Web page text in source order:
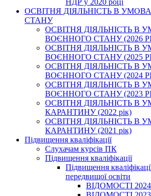
НДР у 2020 році
ОСВІТНЯ ДІЯЛЬНІСТЬ В
СТАНУ
ОСВІТНЯ ДІЯЛЬНІСТЬ В
ВОЄННОГО СТАНУ (2026
ОСВІТНЯ ДІЯЛЬНІСТЬ В
ВОЄННОГО СТАНУ (2025
ОСВІТНЯ ДІЯЛЬНІСТЬ В
ВОЄННОГО СТАНУ (2024
ОСВІТНЯ ДІЯЛЬНІСТЬ В
ВОЄННОГО СТАНУ (2023
ОСВІТНЯ ДІЯЛЬНІСТЬ В
КАРАНТИНУ (2022 рік)
ОСВІТНЯ ДІЯЛЬНІСТЬ В
КАРАНТИНУ (2021 рік)
Підвищення кваліфікації
Слухачам курсів ПК
Підвищення кваліфікації
Підвищення
передвищої освіти
ВІДОМОСТІ 2024